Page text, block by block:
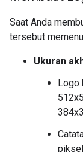
Saat Anda
tersebut
Ukuran
Logo